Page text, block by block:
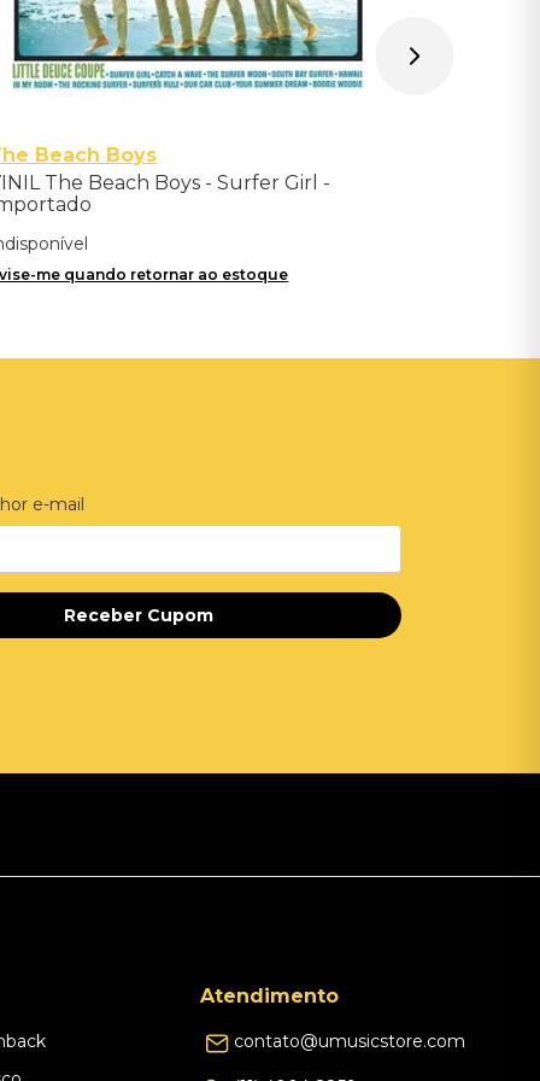
Beach Boys
The Beach Boys - Surfer Girl -
me quando retornar ao estoque
e-mail
Receber Cupom
Atendimento
contato@umusicstore.com